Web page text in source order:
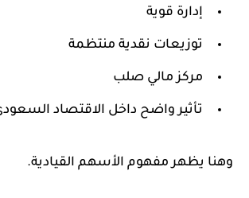
إدارة قوية
توزيعات نقدية منتظمة
مركز مالي صلب
تأثير واضح داخل الاقتصاد السعودي
وهنا يظهر مفهوم الأسهم القيادية.